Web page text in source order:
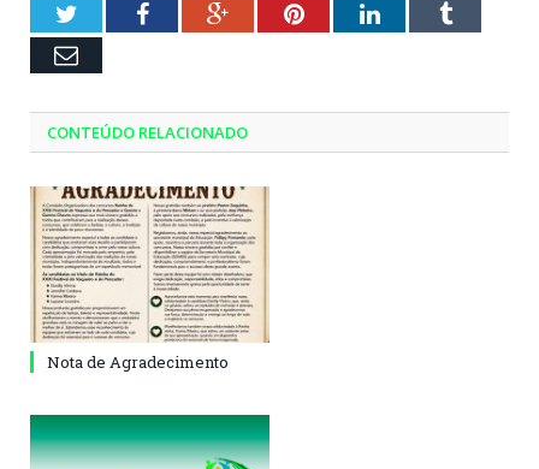
TwitterFacebookGoogle+PinterestLinkedInTumblr
Email
CONTEÚDO RELACIONADO
Nota de Agradecimento